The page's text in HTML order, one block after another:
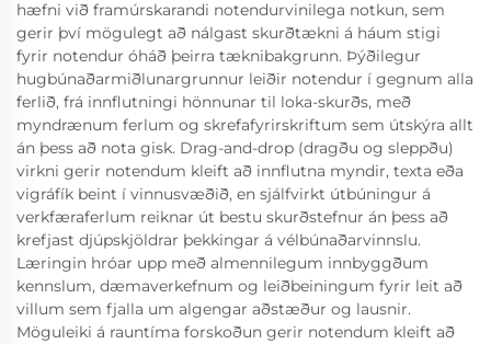
hæfni við framúrskarandi notendurvinilega notkun, sem
gerir því mögulegt að nálgast skurðtækni á háum stigi
fyrir notendur óháð þeirra tæknibakgrunn. Þýðilegur
hugbúnaðarmiðlunargrunnur leiðir notendur í gegnum alla
ferlið, frá innflutningi hönnunar til loka-skurðs, með
myndrænum ferlum og skrefafyrirskriftum sem útskýra allt
án þess að nota gisk. Drag-and-drop (dragðu og sleppðu)
virkni gerir notendum kleift að innflutna myndir, texta eða
vigráfík beint í vinnusvæðið, en sjálfvirkt útbúningur á
verkfæraferlum reiknar út bestu skurðstefnur án þess að
krefjast djúpskjöldrar þekkingar á vélbúnaðarvinnslu.
Læringin hróar upp með almennilegum innbyggðum
kennslum, dæmaverkefnum og leiðbeiningum fyrir leit að
villum sem fjalla um algengar aðstæður og lausnir.
Möguleiki á rauntíma forskoðun gerir notendum kleift að